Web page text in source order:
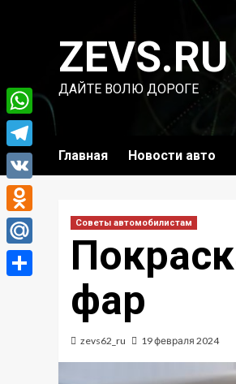
содержимомуZEVS.RU
ДАЙТЕ ВОЛЮ ДОРОГЕ
Главная Новости авто
Советы автомобилистам
фар
zevs62_ru 19 февраля 2024
WhatsApp
Telegram
VK
Odnoklassniki
Mail.Ru